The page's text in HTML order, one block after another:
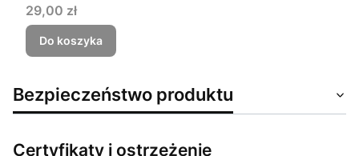
Cena
29,00 zł
Do koszyka
Bezpieczeństwo produktu
Certyfikaty i ostrzeżenie